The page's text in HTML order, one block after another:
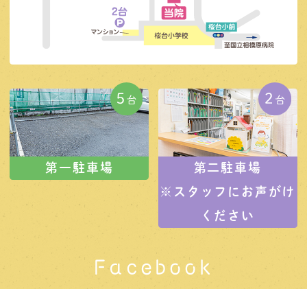
第一駐車場
第二駐車場
※スタッフにお声がけ
ください
Facebook